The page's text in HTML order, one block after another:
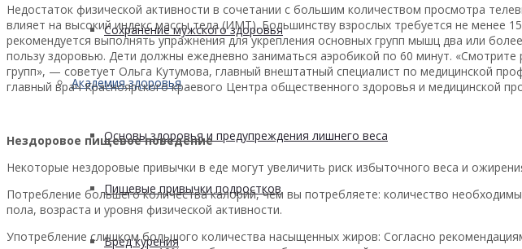
Сохранение мужского здоровья
Академия здоровья
Основы здоровья и предупреждения лишнего веса
Пищевые привычки подростков
Вред курения
Недостаток физической активности в сочетании с большим количеством просмотра
влияет на высокий индекс массы тела (ИМТ). Большинству взрослых требуется не менее
рекомендуется выполнять упражнения для укрепления основных групп мышц два или
пользу здоровью. Дети должны ежедневно заниматься аэробикой по 60 минут.
групп», — советует Ольга Кутумова, главный внештатный специалист по медицинской
главный врач Красноярского краевого Центра общественного здоровья и медицинской
Нездоровое пищевое поведение
Некоторые нездоровые привычки в еде могут увеличить риск избыточного веса и
Потребление большего количества калорий, чем вы потребляете: количество
пола, возраста и уровня физической активности.
Употребление слишком большого количества насыщенных жиров: Согласно